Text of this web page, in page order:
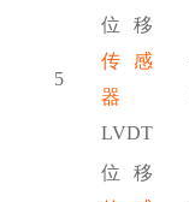
5
位移
传感
器
LVDT
位移